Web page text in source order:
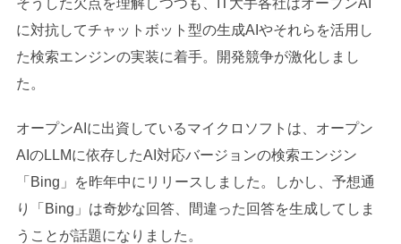
に対抗してチャットボット型の生成AIやそれらを活用し
た検索エンジンの実装に着手。開発競争が激化しまし
た。
オープンAIに出資しているマイクロソフトは、オープン
AIのLLMに依存したAI対応バージョンの検索エンジン
「Bing」を昨年中にリリースしました。しかし、予想通
り「Bing」は奇妙な回答、間違った回答を生成してしま
うことが話題になりました。